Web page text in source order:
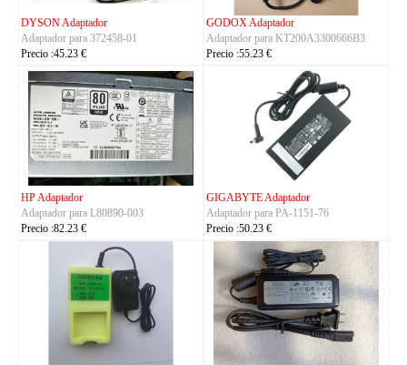
FSP Adaptador
Adaptador para FSP330-ACAU3
Precio :164.23 €
HUAWEI Adaptador
Adaptador para S190126D1D
Precio :40.23 €
TRIMBLE Adaptador
Adaptador para
Charger_Dual_Battery_Slot
Precio :149.23 €
ASUS Adaptador
Adaptador para A14-150P1A
Precio :42.23 €